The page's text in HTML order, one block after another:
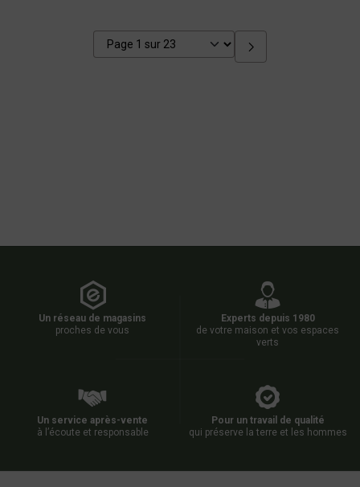
Un réseau de magasins
proches de vous
Experts depuis 1980
de votre maison et vos espaces
verts
Un service après-vente
à l’écoute et responsable
Pour un travail de qualité
qui préserve la terre et les hommes